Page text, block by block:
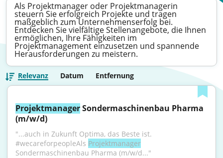
Als Projektmanager oder Projektmanagerin
steuern Sie erfolgreich Projekte und tragen
maßgeblich zum Unternehmenserfolg bei.
Entdecken Sie vielfältige Stellenangebote, die Ihnen
ermöglichen, Ihre Fähigkeiten im
Projektmanagement einzusetzen und spannende
Herausforderungen zu meistern.
Relevanz Datum Entfernung
Projektmanager Sondermaschinenbau Pharma
(m/w/d)
"...auch in Zukunft Optima, das Beste ist.
#wecareforpeopleAls Projektmanager
Sondermaschinenbau Pharma (m/w/d..."